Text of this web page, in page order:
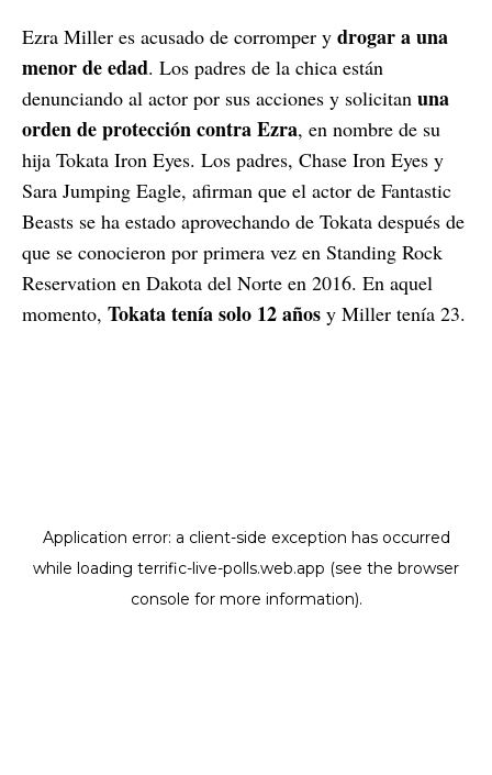
Ezra Miller es acusado de corromper y drogar a una
menor de edad. Los padres de la chica están
denunciando al actor por sus acciones y solicitan una
orden de protección contra Ezra, en nombre de su
hija Tokata Iron Eyes. Los padres, Chase Iron Eyes y
Sara Jumping Eagle, afirman que el actor de Fantastic
Beasts se ha estado aprovechando de Tokata después de
que se conocieron por primera vez en Standing Rock
Reservation en Dakota del Norte en 2016. En aquel
momento, Tokata tenía solo 12 años y Miller tenía 23.